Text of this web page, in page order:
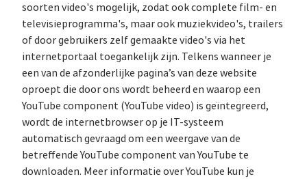
soorten video's mogelijk, zodat ook complete film- en
televisieprogramma's, maar ook muziekvideo's, trailers
of door gebruikers zelf gemaakte video's via het
internetportaal toegankelijk zijn. Telkens wanneer je
een van de afzonderlijke pagina’s van deze website
oproept die door ons wordt beheerd en waarop een
YouTube component (YouTube video) is geïntegreerd,
wordt de internetbrowser op je IT-systeem
automatisch gevraagd om een weergave van de
betreffende YouTube component van YouTube te
downloaden. Meer informatie over YouTube kun je